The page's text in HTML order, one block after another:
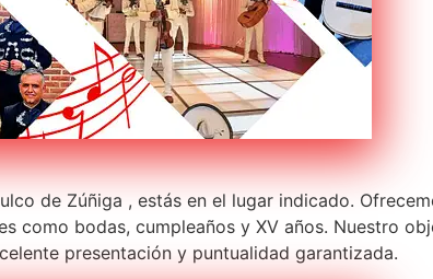
de Zúñiga , estás en el lugar indicado.
como bodas, cumpleaños y XV años. Nuestro
presentación y puntualidad garantizada.